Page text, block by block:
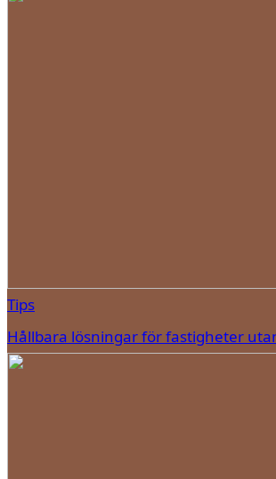
Tips
Hållbara lösningar för fastigheter